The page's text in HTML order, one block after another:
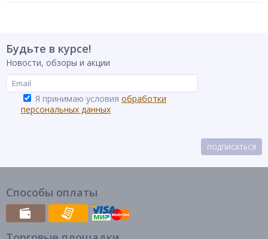
Будьте в курсе!
Новости, обзоры и акции
Я принимаю условия обработки
персональных данных
ПОДПИСАТЬСЯ
Способы оплаты